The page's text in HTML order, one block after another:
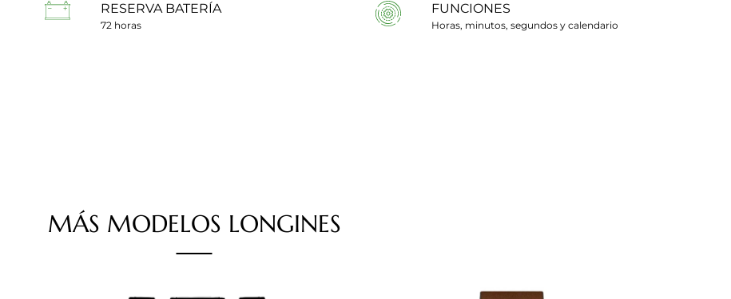
RESERVA BATERÍA
72 horas
FUNCIONES
Horas, minutos, segundos y calendario
MÁS MODELOS LONGINES